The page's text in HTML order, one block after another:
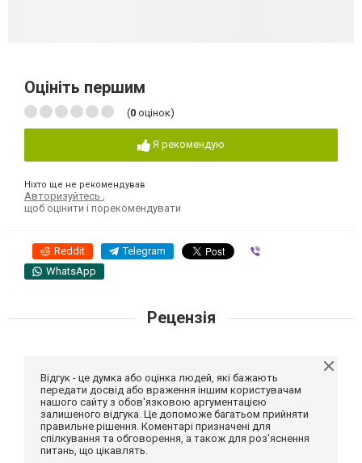
Оцініть першим
(0 оцінок)
Я рекомендую
Ніхто ще не рекомендував
Авторизуйтесь
щоб оцінити і порекомендувати
Reddit Telegram
WhatsApp
Рецензія
Відгук - це думка або оцінка людей, які бажають
передати досвід або враження іншим користувачам
нашого сайту з обов'язковою аргументацією
залишеного відгука. Це допоможе багатьом прийняти
правильне рішення. Коментарі призначені для
спілкування та обговорення, а також для роз'яснення
питань, що цікавлять.